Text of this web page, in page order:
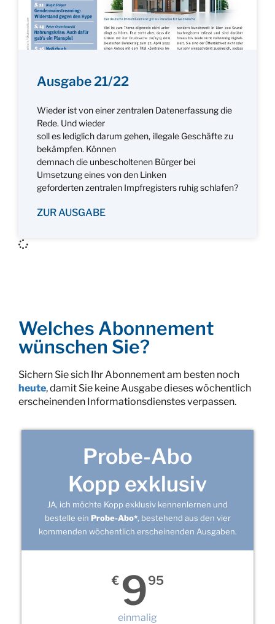
Ausgabe 21/22
Wieder ist von einer zentralen Datenerfassung die
Rede. Und wieder
soll es lediglich darum gehen, illegale Geschäfte zu
bekämpfen. Können
demnach die unbescholtenen Bürger bei
Umsetzung eines von den Linken
geforderten zentralen Impfregisters ruhig schlafen?
ZUR AUSGABE
Welches Abonnement
wünschen Sie?
Sichern Sie sich Ihr Abonnement am besten noch
heute, damit Sie keine Ausgabe dieses wöchentlich
erscheinenden Informationsdienstes verpassen.
Probe-Abo
Kopp exklusiv
JA, ich möchte Kopp exklusiv kennenlernen und
bestelle ein Probe-Abo*, bestehend aus den vier
kommenden wöchentlich erscheinenden Ausgaben.
€ 995
einmalig